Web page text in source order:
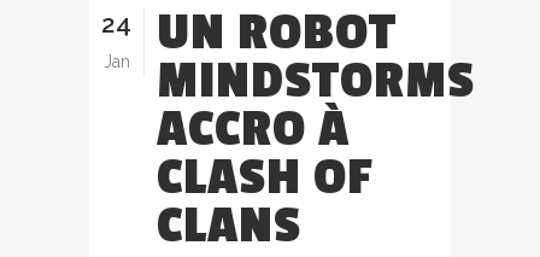
24
Jan
UN ROBOT
MINDSTORMS
ACCRO À
CLASH OF
CLANS